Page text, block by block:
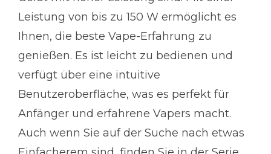
Leistung von bis zu 150 W ermöglicht es
Ihnen, die beste Vape-Erfahrung zu
genießen. Es ist leicht zu bedienen und
verfügt über eine intuitive
Benutzeroberfläche, was es perfekt für
Anfänger und erfahrene Vapers macht.
Auch wenn Sie auf der Suche nach etwas